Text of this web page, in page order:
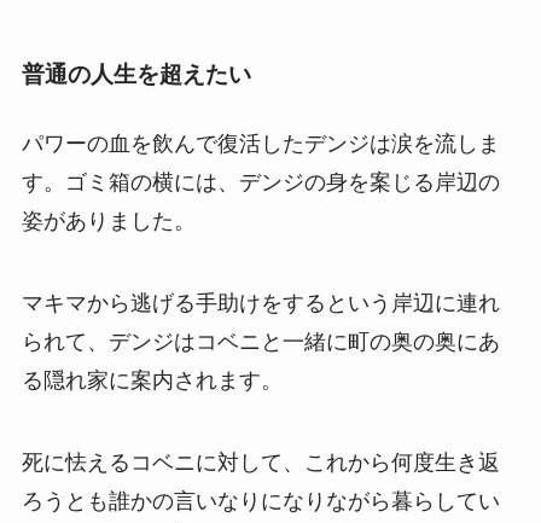
普通の人生を超えたい
パワーの血を飲んで復活したデンジは涙を流しま
す。ゴミ箱の横には、デンジの身を案じる岸辺の
姿がありました。
マキマから逃げる手助けをするという岸辺に連れ
られて、デンジはコベニと一緒に町の奥の奥にあ
る隠れ家に案内されます。
死に怯えるコベニに対して、これから何度生き返
ろうとも誰かの言いなりになりながら暮らしてい